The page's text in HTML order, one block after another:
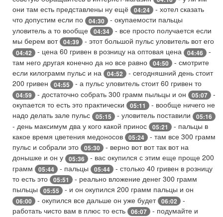
они там есть представлены ну ещё
04:24
- хотел сказать
что допустим если по
04:30
- окупаемости пальцы
уловитель а то вообще
04:34
- все просто получается если
мы берем вот 04:39 - этот большой пульс уловитель вот его
04:42 - цена 60 гривен в розницу на оптовая цена 04:46
-
там него другая конечно да но все равно
04:50
- смотрите
если килограмм пульс и на
04:52
- сегодняшний день стоит
200 гривен
04:55 - а пульс уловитель стоит 60 гривен то
04:59 - достаточно собрать 300 грамм пыльцы и он 05:07
-
окупается то есть это практически
05:11
- вообще ничего не
надо делать зале пульс
05:15 - уловитель поставили 05:16
- день максимум два у кого какой принос 05:21
- пальцы в
какое время цветения медоносов
05:24
- там все 300 грамм
пульс и собрали это
05:30
- верно вот вот так вот на
донышке и он у
05:36
- вас окупился с этим еще проще 200
грамм
05:44 - пальцы 05:44
- столько 40 гривен в розницу
то есть это
05:51
- реально вложение денег 300 грамм
пыльцы
05:55 - и он окупился 200 грамм пальцы и он
06:00 - окупился все дальше он уже будет 06:02
-
работать чисто вам в плюс то есть
06:07
- подумайте и